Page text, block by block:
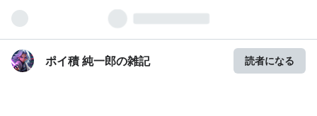
ポイ積 純一郎の雑記 読者になる